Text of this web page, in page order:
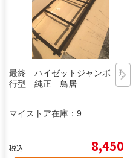
最終 ハイゼットジャンボ 現
行型 純正 鳥居
マイストア在庫： 9
税込 8,450